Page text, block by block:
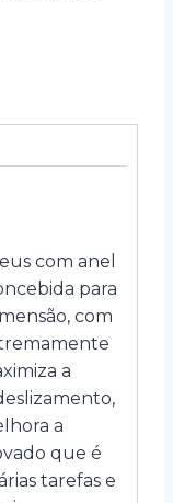
com anel
para
com
a
a
que é
tarefas e